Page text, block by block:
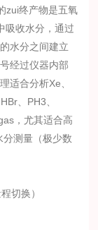
zui终产物是五氧
吸收水分，通过
水分之间建立
经过仪器内部
适合分析Xe、
、PH3、
，尤其适合高
测量（极少数
切换）